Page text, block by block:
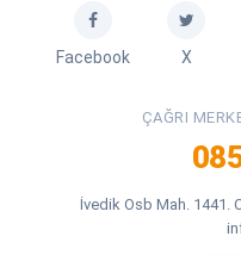
Facebook X
ÇAĞRI
İvedik Osb Mah. 1441.